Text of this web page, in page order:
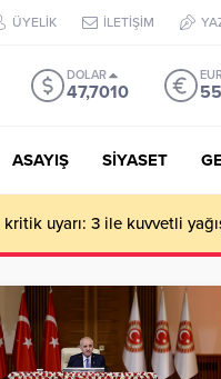
ÜYELİK İLETİŞİM
DOLAR
47,7010
ASAYIŞ SİYASET
uyarı: 3 ile kuvvetli